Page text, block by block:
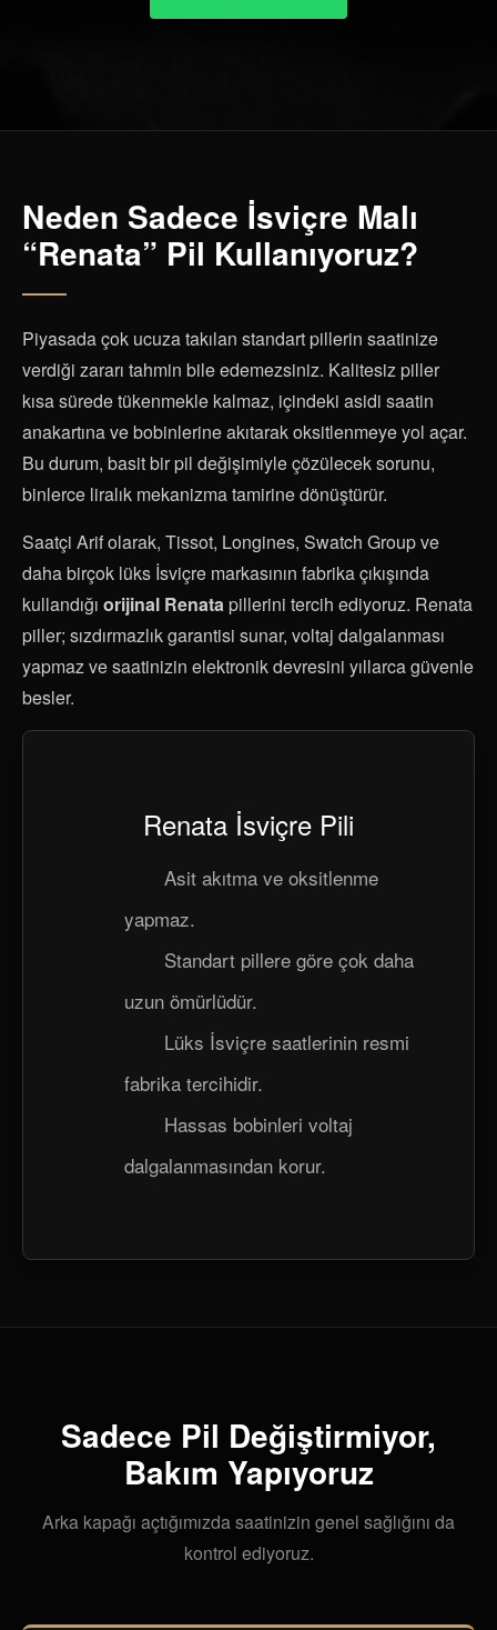
Neden Sadece İsviçre Malı
“Renata” Pil Kullanıyoruz?
Piyasada çok ucuza takılan standart pillerin saatinize
verdiği zararı tahmin bile edemezsiniz. Kalitesiz piller
kısa sürede tükenmekle kalmaz, içindeki asidi saatin
anakartına ve bobinlerine akıtarak oksitlenmeye yol açar.
Bu durum, basit bir pil değişimiyle çözülecek sorunu,
binlerce liralık mekanizma tamirine dönüştürür.
Saatçi Arif olarak, Tissot, Longines, Swatch Group ve
daha birçok lüks İsviçre markasının fabrika çıkışında
kullandığı orijinal Renata pillerini tercih ediyoruz. Renata
piller; sızdırmazlık garantisi sunar, voltaj dalgalanması
yapmaz ve saatinizin elektronik devresini yıllarca güvenle
besler.
Renata İsviçre Pili
Asit akıtma ve oksitlenme
yapmaz.
Standart pillere göre çok daha
uzun ömürlüdür.
Lüks İsviçre saatlerinin resmi
fabrika tercihidir.
Hassas bobinleri voltaj
dalgalanmasından korur.
Sadece Pil Değiştirmiyor,
Bakım Yapıyoruz
Arka kapağı açtığımızda saatinizin genel sağlığını da
kontrol ediyoruz.